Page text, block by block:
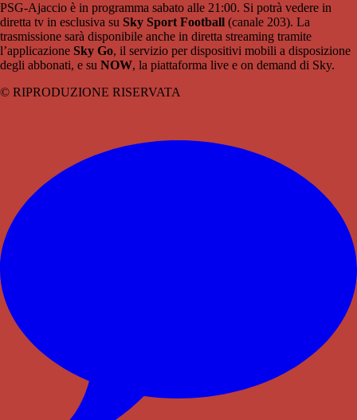
PSG-Ajaccio è in programma sabato alle 21:00. Si potrà vedere in
diretta tv in esclusiva su Sky Sport Football (canale 203). La
trasmissione sarà disponibile anche in diretta streaming tramite
l’applicazione Sky Go, il servizio per dispositivi mobili a disposizione
degli abbonati, e su NOW, la piattaforma live e on demand di Sky.
© RIPRODUZIONE RISERVATA